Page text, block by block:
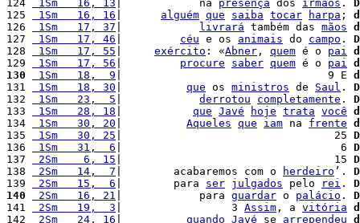
124
1Sm   16, 13 |            na presença dos irmãos .
125
1Sm   16, 16 alguém que saiba tocar harpa ;
126
1Sm   17, 37 livrará também das mãos
127
1Sm   17, 46 céu e os animais do campo .
128
1Sm   17, 55 exército : «Abner , quem é o pai
129
1Sm   17, 56 procure saber quem é o pai
130
1Sm   18,  9 |                                9 E
131
1Sm   18, 30 que os ministros de Saul .
132
1Sm   23,  5 derrotou completamente .
133
1Sm   28, 18 que Javé hoje trata você
134
1Sm   30, 20 Aqueles que iam na frente
135
1Sm   30, 25 |                                 25
136
1Sm   31,  6 |                                  6
137
2Sm    6, 15 |                                 15
138
2Sm   14,  7 |        acabaremos com o herdeiro ’.
139
2Sm   15,  6 |        para ser julgados pelo rei .
140
2Sm   16, 21 |            para guardar o palácio .
141
2Sm   19,  3 |                 3 Assim , a vitória
142
2Sm   24, 16 quando Javé se arrependeu